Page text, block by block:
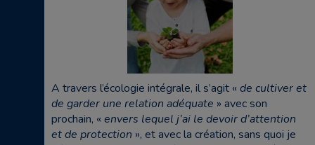
A travers l’écologie intégrale, il s’agit « de cultiver et
de garder une relation adéquate » avec son
prochain, « envers lequel j’ai le devoir d’attention
et de protection », et avec la création, sans quoi je